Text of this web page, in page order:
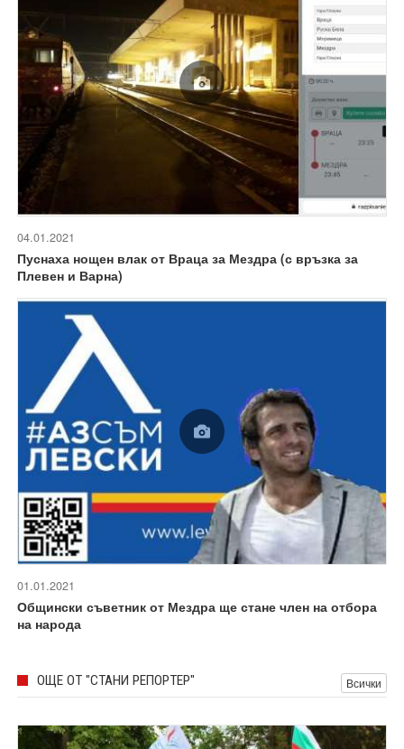
04.01.2021
Пуснаха нощен влак от Враца за Мездра (с връзка за
Плевен и Варна)
01.01.2021
Общински съветник от Мездра ще стане член на отбора
на народа
ОЩЕ ОТ "СТАНИ РЕПОРТЕР" Всички